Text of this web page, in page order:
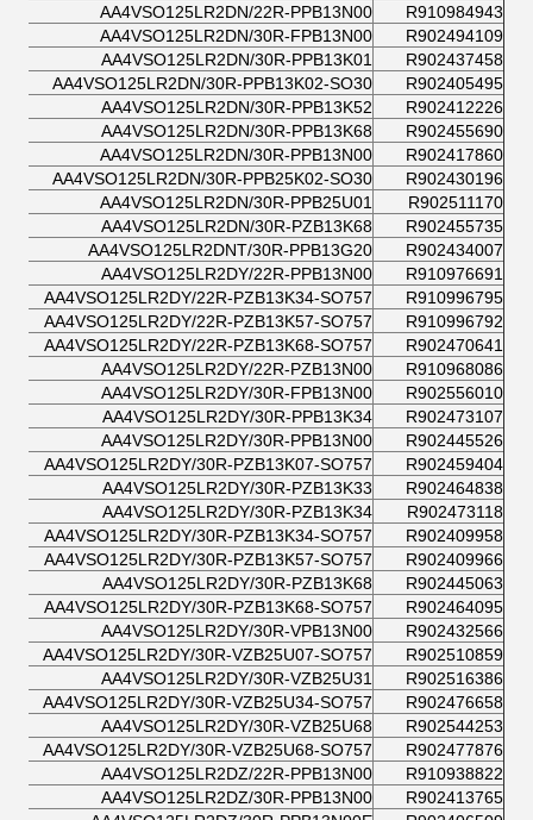
R910984943
AA4VSO125LR2DN/22R-PPB13N00
R902494109
AA4VSO125LR2DN/30R-FPB13N00
R902437458
AA4VSO125LR2DN/30R-PPB13K01
R902405495
AA4VSO125LR2DN/30R-PPB13K02-SO30
R902412226
AA4VSO125LR2DN/30R-PPB13K52
R902455690
AA4VSO125LR2DN/30R-PPB13K68
R902417860
AA4VSO125LR2DN/30R-PPB13N00
R902430196
AA4VSO125LR2DN/30R-PPB25K02-SO30
R902511170
AA4VSO125LR2DN/30R-PPB25U01
R902455735
AA4VSO125LR2DN/30R-PZB13K68
R902434007
AA4VSO125LR2DNT/30R-PPB13G20
R910976691
AA4VSO125LR2DY/22R-PPB13N00
R910996795
AA4VSO125LR2DY/22R-PZB13K34-SO757
R910996792
AA4VSO125LR2DY/22R-PZB13K57-SO757
R902470641
AA4VSO125LR2DY/22R-PZB13K68-SO757
R910968086
AA4VSO125LR2DY/22R-PZB13N00
R902556010
AA4VSO125LR2DY/30R-FPB13N00
R902473107
AA4VSO125LR2DY/30R-PPB13K34
R902445526
AA4VSO125LR2DY/30R-PPB13N00
R902459404
AA4VSO125LR2DY/30R-PZB13K07-SO757
R902464838
AA4VSO125LR2DY/30R-PZB13K33
R902473118
AA4VSO125LR2DY/30R-PZB13K34
R902409958
AA4VSO125LR2DY/30R-PZB13K34-SO757
R902409966
AA4VSO125LR2DY/30R-PZB13K57-SO757
R902445063
AA4VSO125LR2DY/30R-PZB13K68
R902464095
AA4VSO125LR2DY/30R-PZB13K68-SO757
R902432566
AA4VSO125LR2DY/30R-VPB13N00
R902510859
AA4VSO125LR2DY/30R-VZB25U07-SO757
R902516386
AA4VSO125LR2DY/30R-VZB25U31
R902476658
AA4VSO125LR2DY/30R-VZB25U34-SO757
R902544253
AA4VSO125LR2DY/30R-VZB25U68
R902477876
AA4VSO125LR2DY/30R-VZB25U68-SO757
R910938822
AA4VSO125LR2DZ/22R-PPB13N00
R902413765
AA4VSO125LR2DZ/30R-PPB13N00